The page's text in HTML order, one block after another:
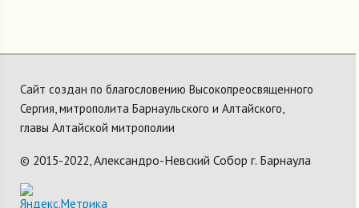
Сайт создан по благословению Высокопреосвященного
Сергия, митрополита Барнаульского и Алтайского,
главы Алтайской митрополии
© 2015-2022, Александро-Невский Собор г. Барнаула